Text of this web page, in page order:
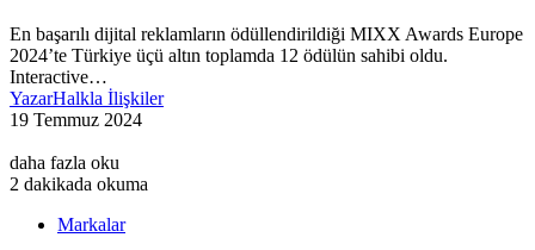
En başarılı dijital reklamların ödüllendirildiği MIXX Awards Europe
2024’te Türkiye üçü altın toplamda 12 ödülün sahibi oldu.
Interactive…
YazarHalkla İlişkiler
19 Temmuz 2024
daha fazla oku
2 dakikada okuma
Markalar